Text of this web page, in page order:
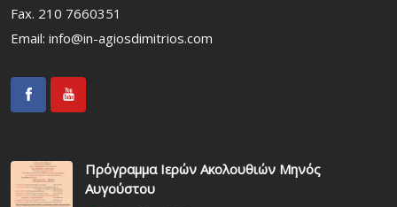
Fax. 210 7660351
Email: info@in-agiosdimitrios.com
Πρόγραμμα Ιερών Ακολουθιών Μηνός
Αυγούστου